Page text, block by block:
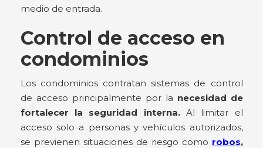
medio de entrada.
Control de acceso en
condominios
Los condominios contratan sistemas de control
de acceso principalmente por la necesidad de
fortalecer la seguridad interna.Al limitar el
acceso solo a personas y vehículos autorizados,
se previenen situaciones de riesgo como robos,